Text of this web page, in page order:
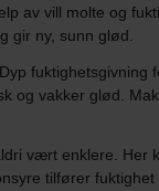
av vill molte og
gir ny, sunn glød.
og vakker glød.
vært enklere.
tilfører